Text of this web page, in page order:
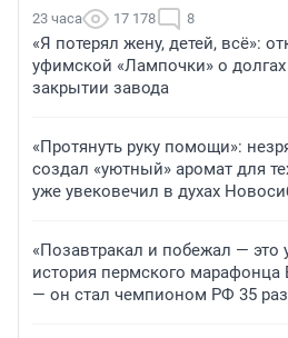
23 часа 17 178 8
«Я потерял жену, детей, всё»:
уфимской «Лампочки» о долгах
закрытии завода
«Протянуть руку помощи»:
создал «уютный» аромат для
уже увековечил в духах
«Позавтракал и побежал — это
история пермского
— он стал чемпионом РФ 35 раз